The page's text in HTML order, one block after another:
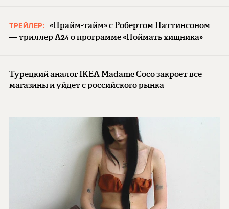
ТРЕЙЛЕР:
«Прайм-тайм» с Робертом Паттинсоном
— триллер A24 о программе «Поймать хищника»
Турецкий аналог IKEA Madame Coco закроет все
магазины и уйдет с российского рынка